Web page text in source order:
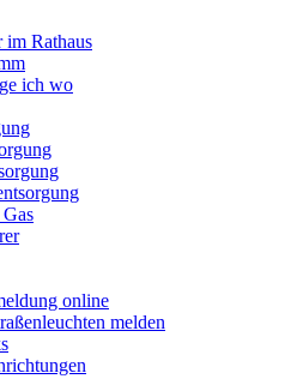
im Rathaus
ich wo
online
melden